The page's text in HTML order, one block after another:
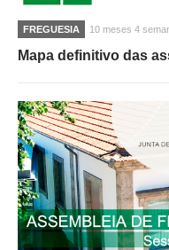
FREGUESIA 10 meses 4
Mapa definitivo das